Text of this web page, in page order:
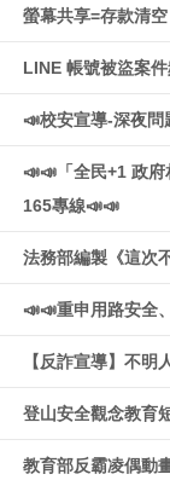
螢幕共享=存款清空
LINE 帳號被盜案
📣校安宣導-深夜
📣📣「全民+1 政
165專線📣📣
法務部編製《這次
📣📣重申用路安全
【反詐宣導】不明
登山安全觀念教育
教育部反霸凌偶動